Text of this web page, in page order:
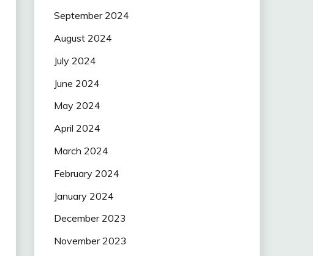
September 2024
August 2024
July 2024
June 2024
May 2024
April 2024
March 2024
February 2024
January 2024
December 2023
November 2023